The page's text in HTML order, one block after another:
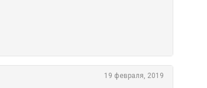
19 февраля, 2019